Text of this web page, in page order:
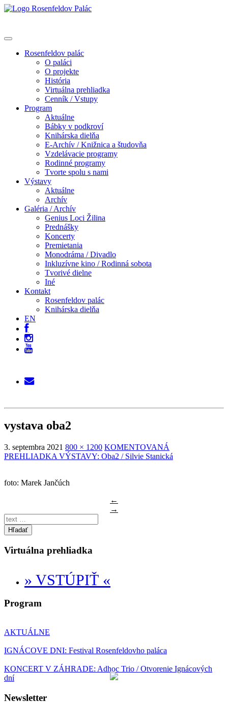
Rosenfeldov palác
O paláci
O projekte
História
Virtuálna prehliadka
Cenník / Vstupy
Program
Aktuálne
Bábky v podkroví
Knihárska dielňa
E-Archív / Knižnica a študovňa
Vzdelávacie programy
Rodinné programy
Tvorte spolu s nami
Výstavy
Aktuálne
Archív
Galéria / Archív
Genius Loci Žilina
Prednášky
Koncerty
Premietania
Monodráma / Divadlo
Inkluzívne kino / Rodinná sobota
Tvorivé dielne
Iné
Kontakt
Rosenfeldov palác
Knihárska dielňa
EN
vystava oba2
3. septembra 2021 800 × 1200 KOMENTOVANÁ
PREHLIADKA VÝSTAVY: Oba2 / Silvie Stanická
foto: Marek Jančúch
←
→
Hľadať
Virtuálna prehliadka
» VSTÚPIŤ «
Program
AKTUÁLNE
IGNÁCOVE DNI: Festival Rosenfeldovho paláca
KONCERT V ZÁHRADE: Adhoc Trio / Otvorenie Ignácových
dní
Newsletter